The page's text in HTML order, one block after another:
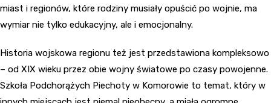
miast i regionów, które rodziny musiały opuścić po wojnie, ma
wymiar nie tylko edukacyjny, ale i emocjonalny.
Historia wojskowa regionu też jest przedstawiona kompleksowo
– od XIX wieku przez obie wojny światowe po czasy powojenne.
Szkoła Podchorążych Piechoty w Komorowie to temat, który w